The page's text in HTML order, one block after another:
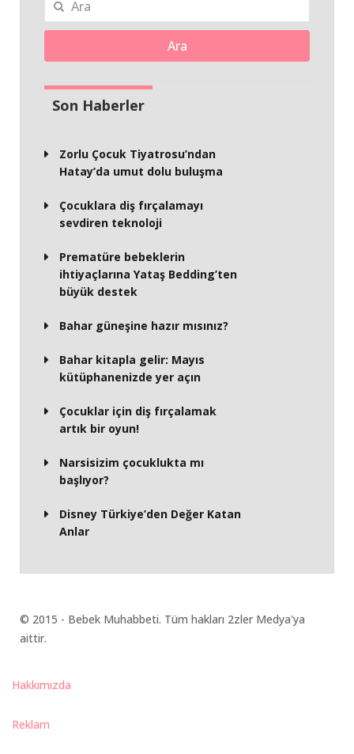
Ara
Son Haberler
Zorlu Çocuk Tiyatrosu’ndan
Hatay’da umut dolu buluşma
Çocuklara diş fırçalamayı
sevdiren teknoloji
Prematüre bebeklerin
ihtiyaçlarına Yataş Bedding’ten
büyük destek
Bahar güneşine hazır mısınız?
Bahar kitapla gelir: Mayıs
kütüphanenizde yer açın
Çocuklar için diş fırçalamak
artık bir oyun!
Narsisizim çocuklukta mı
başlıyor?
Disney Türkiye’den Değer Katan
Anlar
© 2015 - Bebek Muhabbeti. Tüm hakları 2zler Medya'ya
aittir.
Hakkımızda
Reklam